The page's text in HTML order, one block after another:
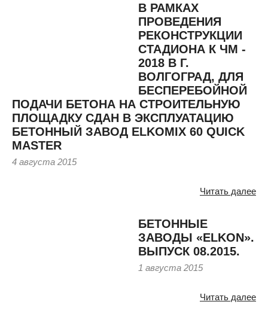
В РАМКАХ
ПРОВЕДЕНИЯ
РЕКОНСТРУКЦИИ
СТАДИОНА К ЧМ -
2018 В Г.
ВОЛГОГРАД, ДЛЯ
БЕСПЕРЕБОЙНОЙ
ПОДАЧИ БЕТОНА НА СТРОИТЕЛЬНУЮ
ПЛОЩАДКУ СДАН В ЭКСПЛУАТАЦИЮ
БЕТОННЫЙ ЗАВОД ELKOMIX 60 QUICK
MASTER
4 августа 2015
Читать далее
БЕТОННЫЕ
ЗАВОДЫ «ELKON».
ВЫПУСК 08.2015.
1 августа 2015
Читать далее